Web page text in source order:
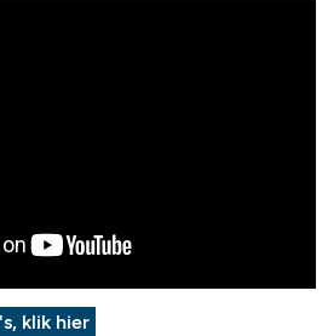
klik hier